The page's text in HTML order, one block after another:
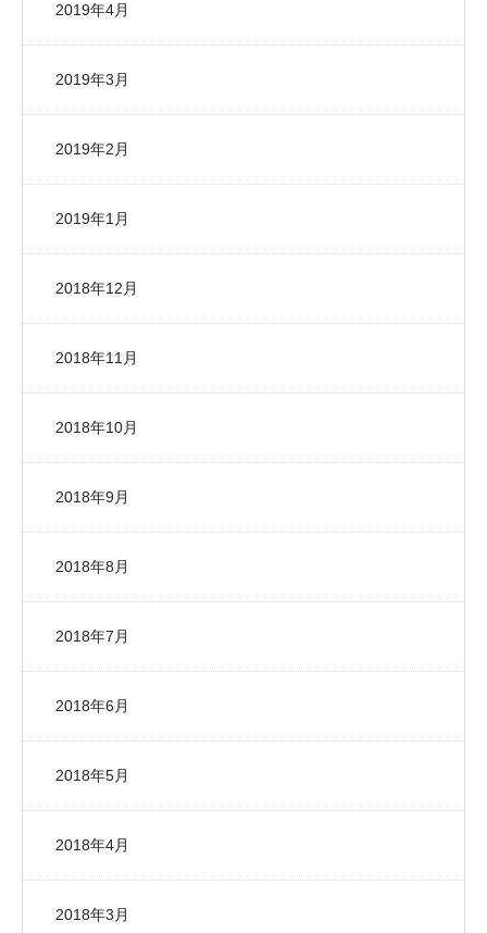
2019年4月
2019年3月
2019年2月
2019年1月
2018年12月
2018年11月
2018年10月
2018年9月
2018年8月
2018年7月
2018年6月
2018年5月
2018年4月
2018年3月